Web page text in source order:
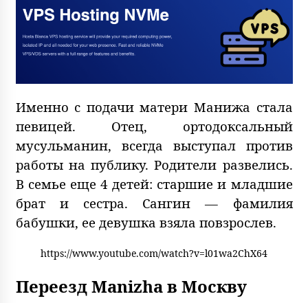
Именно с подачи матери Манижа стала
певицей. Отец, ортодоксальный
мусульманин, всегда выступал против
работы на публику. Родители развелись.
В семье еще 4 детей: старшие и младшие
брат и сестра. Сангин — фамилия
бабушки, ее девушка взяла повзрослев.
https://www.youtube.com/watch?v=l01wa2ChX64
Переезд Manizha в Москву